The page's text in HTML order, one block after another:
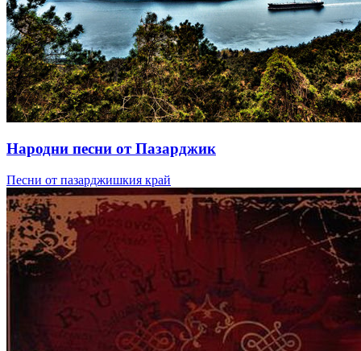
Народни песни от Пазарджик
Песни от пазарджишкия край